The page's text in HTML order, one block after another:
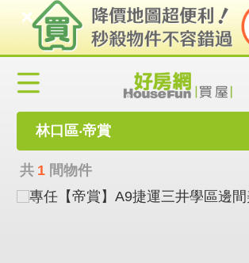
林口區‧帝賞
共 1 間物件